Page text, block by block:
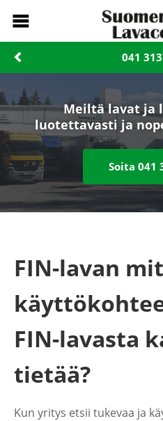
041
Meiltä lavat ja
luotettavasti ja
Soita ‪041
FIN-lavan
FIN-lavasta
tietää?
Kun yritys etsii tukevaa ja